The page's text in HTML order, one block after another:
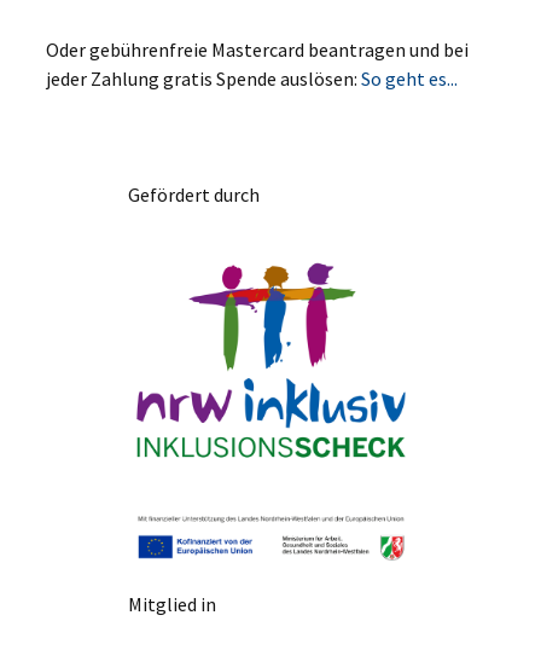
Oder gebührenfreie Mastercard beantragen und bei
jeder Zahlung gratis Spende auslösen:So geht es...
Gefördert durch
Mitglied in